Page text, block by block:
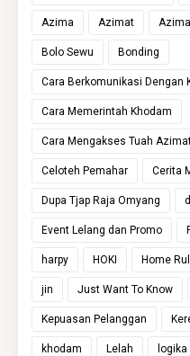
Azima Azimat
Bolo Sewu Bonding
Cara Berkomunikasi Dengan
Cara Memerintah Khodam
Cara Mengakses Tuah
Celoteh Pemahar Cerita
Dupa Tjap Raja Omyang
Event Lelang dan Promo
harpy HOKI Home
jin Just Want To Know
Kepuasan Pelanggan
khodam Lelah